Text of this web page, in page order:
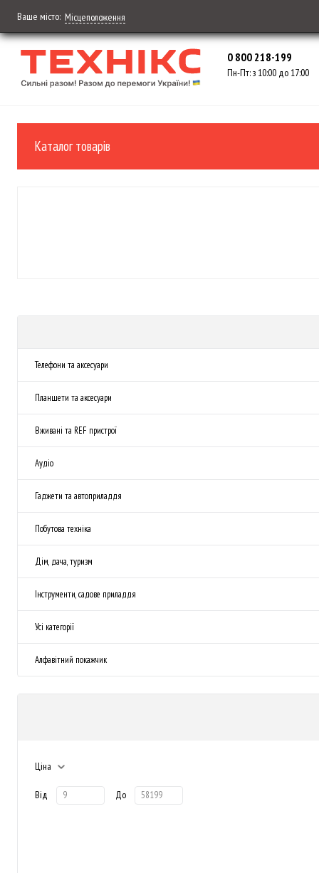
Ваше місто: Місцеположення
0 800 218-199
Пн-Пт: з 10:00 до 17:00
Каталог товарів
Телефони та аксесуари
Планшети та аксесуари
Вживані та REF пристрої
Аудіо
Гаджети та автоприладдя
Побутова техніка
Дім, дача, туризм
Інструменти, садове приладдя
Усі категорії
Алфавітний покажчик
Ціна
Від До